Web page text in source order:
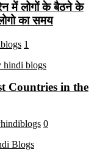
में लोगों के बैठने के
का समय
1
Countries in the
0